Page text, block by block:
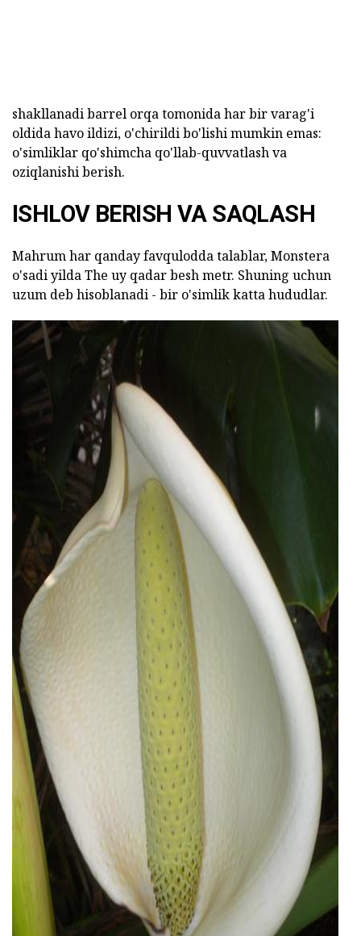
shakllanadi barrel orqa tomonida har bir varag'i
oldida havo ildizi, o'chirildi bo'lishi mumkin emas:
o'simliklar qo'shimcha qo'llab-quvvatlash va
oziqlanishi berish.
ISHLOV BERISH VA SAQLASH
Mahrum har qanday favqulodda talablar, Monstera
o'sadi yilda The uy qadar besh metr. Shuning uchun
uzum deb hisoblanadi - bir o'simlik katta hududlar.
ad